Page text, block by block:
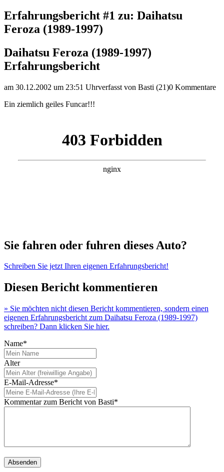
Erfahrungsbericht #1 zu: Daihatsu
Feroza (1989-1997)
Daihatsu Feroza (1989-1997)
Erfahrungsbericht
am 30.12.2002 um 23:51 Uhrverfasst von Basti (21)0 Kommentare
Ein ziemlich geiles Funcar!!!
Sie fahren oder fuhren dieses Auto?
Schreiben Sie jetzt Ihren eigenen Erfahrungsbericht!
Diesen Bericht kommentieren
» Sie möchten nicht diesen Bericht kommentieren, sondern einen
eigenen Erfahrungsbericht zum Daihatsu Feroza (1989-1997)
schreiben? Dann klicken Sie hier.
Name*
Alter
E-Mail-Adresse*
Kommentar zum Bericht von Basti*